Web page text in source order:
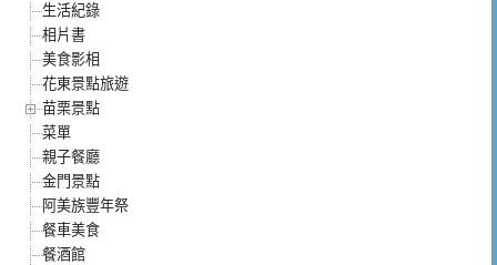
生活紀錄
相片書
美食影相
花東景點旅遊
苗栗景點
菜單
親子餐廳
金門景點
阿美族豐年祭
餐車美食
餐酒館